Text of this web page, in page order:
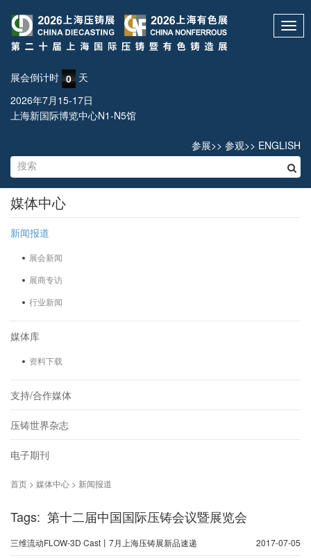
展会倒计时 0 天
2026年7月15-17日
上海新国际博览中心N1-N5馆
参展>> 参观>> ENGLISH
媒体中心
新闻报道
展会新闻
展商专访
行业新闻
媒体库
资料下载
支持/合作媒体
压铸世界杂志
电子期刊
首页 > 媒体中心 > 新闻报道
Tags: 第十二届中国国际压铸会议暨展览会
2017-07-05
三维流动FLOW-3D Cast丨7月上海压铸展新品速递